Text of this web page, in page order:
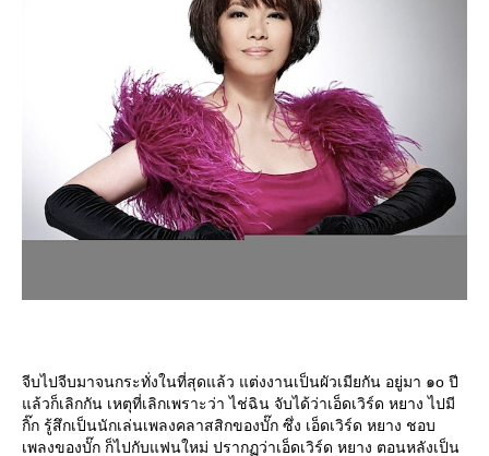
จีบไปจีบมาจนกระทั่งในที่สุดแล้ว แต่งงานเป็นผัวเมียกัน อยู่มา ๑o ปี
ล้วก็เลิกกัน เหตุที่เลิกเพราะว่า ไช่ฉิน จับได้ว่าเอ็ดเวิร์ด หยาง ไปมี
กิ๊ก รู้สึกเป็นนักเล่นเพลงคลาสสิกของบั๊ก ซึ่ง เอ็ดเวิร์ด หยาง ชอบ
เพลงของบั๊ก ก็ไปกับแฟนใหม่ ปรากฏว่าเอ็ดเวิร์ด หยาง ตอนหลังเป็น